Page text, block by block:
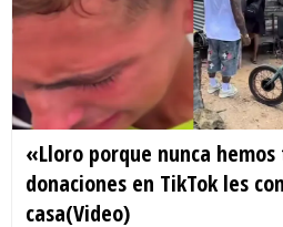
«Lloro porque nunca
donaciones en TikTok les
casa(Video)